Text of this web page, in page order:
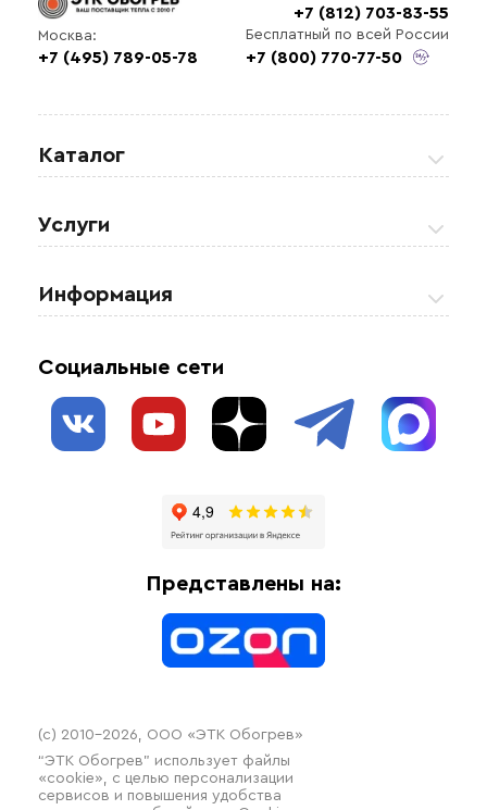
+7 (812) 703-83-55
Москва:
+7 (495) 789-05-78
Бесплатный по всей России
+7 (800) 770-77-50
Каталог
Регулирующая аппаратура
Взрывозащищенное оборудование
Системы защиты от протечки
Отопительное оборудование
Услуги
Обогрев резервуаров
Обогрев трубопроводов
Информация
Блог
Социальные сети
Представлены на:
(c) 2010–2026, ООО «ЭТК Обогрев»
“ЭТК Обогрев” использует файлы
«cookie», с целью персонализации
сервисов и повышения удобства